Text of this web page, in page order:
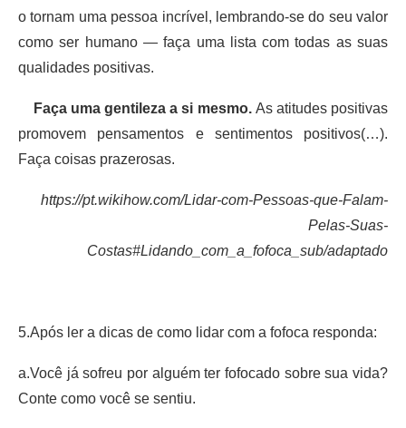
o tornam uma pessoa incrível, lembrando-se do seu valor
como ser humano — faça uma lista com todas as suas
qualidades positivas.
Faça uma gentileza a si mesmo.As atitudes positivas
promovem pensamentos e sentimentos positivos(…).
Faça coisas prazerosas.
https://pt.wikihow.com/Lidar-com-Pessoas-que-Falam-
Pelas-Suas-
Costas#Lidando_com_a_fofoca_sub/adaptado
5.Após ler a dicas de como lidar com a fofoca responda:
a.Você já sofreu por alguém ter fofocado sobre sua vida?
Conte como você se sentiu.